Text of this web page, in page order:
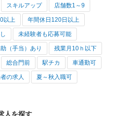
スキルアップ 店舗数1～9
以上 年間休日120日以上
未経験者も応募可能
（手当）あり 残業月10ｈ以下
総合門前 駅チカ 車通勤可
の求人 夏～秋入職可
人を探す